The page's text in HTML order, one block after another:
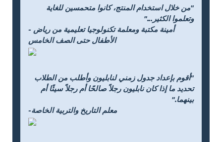
"من خلال استخدام المنتج، كانوا متحمسين للغاية
وتعلموا الكثير..."
- أمينة مكتبة ومعلمة تكنولوجيا تعليمية من رياض
الأطفال حتى الصف الخامس
"أقوم بإعداد جدول زمني لنابليون وأطلب من الطلاب
تحديد ما إذا كان نابليون رجلاً صالحًا أم رجلاً سيئًا أم
بينهما."
-معلم التاريخ والتربية الخاصة